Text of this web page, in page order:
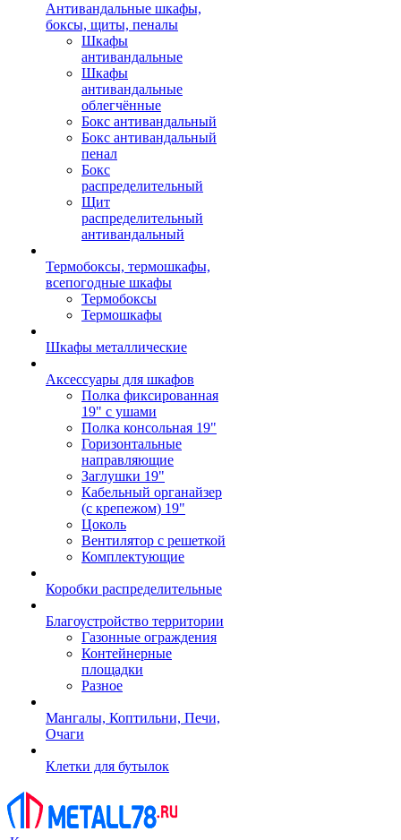
Антивандальные шкафы,
боксы, щиты, пеналы
Шкафы
антивандальные
Шкафы
антивандальные
облегчённые
Бокс антивандальный
Бокс антивандальный
пенал
Бокс
распределительный
Щит
распределительный
антивандальный
Термобоксы, термошкафы,
всепогодные шкафы
Термобоксы
Термошкафы
Шкафы металлические
Аксессуары для шкафов
Полка фиксированная
19" с ушами
Полка консольная 19"
Горизонтальные
направляющие
Заглушки 19"
Кабельный органайзер
(с крепежом) 19"
Цоколь
Вентилятор с решеткой
Комплектующие
Коробки распределительные
Благоустройство территории
Газонные ограждения
Контейнерные
площадки
Разное
Мангалы, Коптильни, Печи,
Очаги
Клетки для бутылок